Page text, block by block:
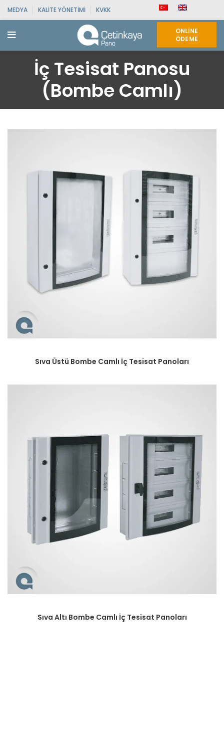
MEDYA KALITE YÖNETIMI KVKK
ONLINE
ÖDEME
İç Tesisat Panosu
(Bombe Camlı)
Sıva Üstü Bombe Camlı İç Tesisat Panoları
Sıva Altı Bombe Camlı İç Tesisat Panoları